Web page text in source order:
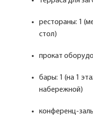
рестораны: 1
стол)
прокат
бары: 1 (на 1
набережной)
конференц-